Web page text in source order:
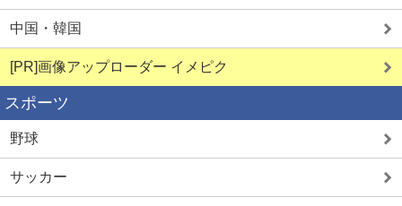
中国・韓国
[PR]画像アップローダー イメピク
スポーツ
野球
サッカー